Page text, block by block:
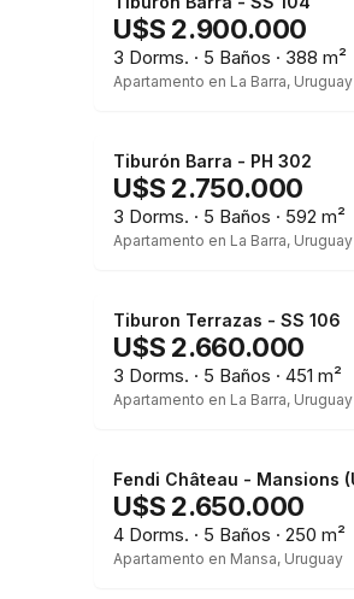
U$S 2.900.000
3 Dorms. · 5 Baños · 388 m²
Apartamento en La Barra, Uruguay
Tiburón Barra - PH 302
U$S 2.750.000
3 Dorms. · 5 Baños · 592 m²
Apartamento en La Barra, Uruguay
Tiburon Terrazas - SS 106
U$S 2.660.000
3 Dorms. · 5 Baños · 451 m²
Apartamento en La Barra, Uruguay
U$S 2.650.000
4 Dorms. · 5 Baños · 250 m²
Apartamento en Mansa, Uruguay